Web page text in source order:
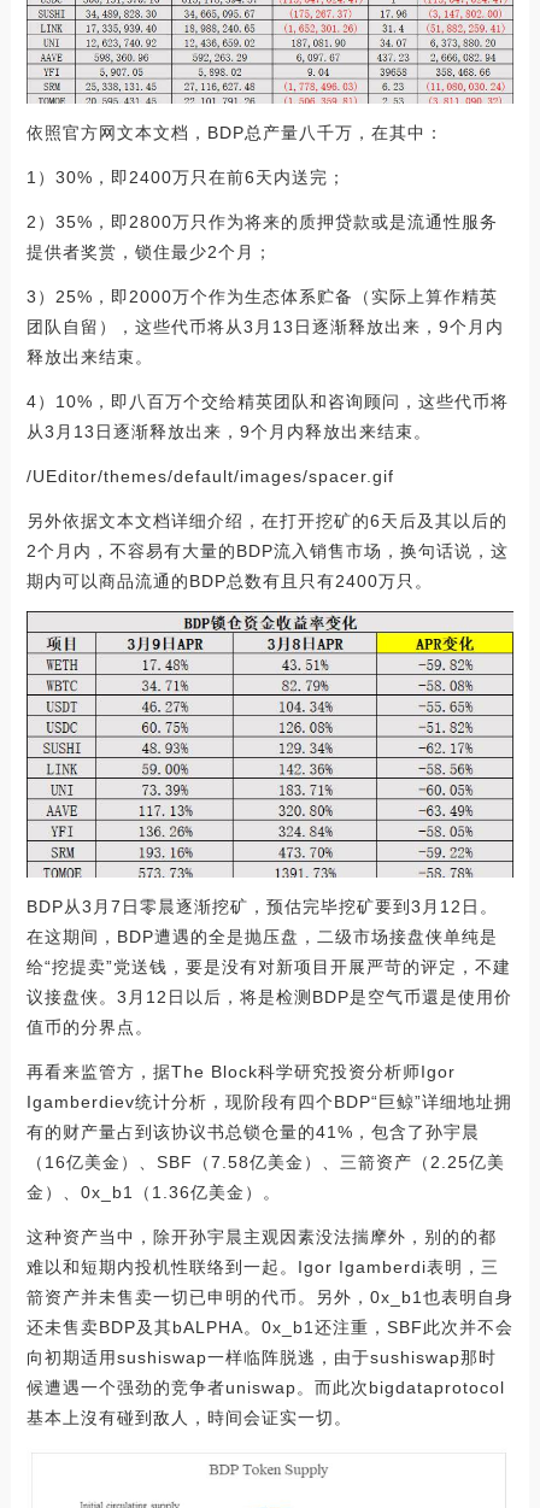
依照官方网文本文档，BDP总产量八千万，在其中：
1）30%，即2400万只在前6天内送完；
2）35%，即2800万只作为将来的质押贷款或是流通性服务
提供者奖赏，锁住最少2个月；
3）25%，即2000万个作为生态体系贮备（实际上算作精英
团队自留），这些代币将从3月13日逐渐释放出来，9个月内
释放出来结束。
4）10%，即八百万个交给精英团队和咨询顾问，这些代币将
从3月13日逐渐释放出来，9个月内释放出来结束。
/UEditor/themes/default/images/spacer.gif
另外依据文本文档详细介绍，在打开挖矿的6天后及其以后的
2个月内，不容易有大量的BDP流入销售市场，换句话说，这
期内可以商品流通的BDP总数有且只有2400万只。
BDP从3月7日零晨逐渐挖矿，预估完毕挖矿要到3月12日。
在这期间，BDP遭遇的全是抛压盘，二级市场接盘侠单纯是
给“挖提卖”党送钱，要是没有对新项目开展严苛的评定，不建
议接盘侠。3月12日以后，将是检测BDP是空气币還是使用价
值币的分界点。
再看来监管方，据The Block科学研究投资分析师Igor
Igamberdiev统计分析，现阶段有四个BDP“巨鲸”详细地址拥
有的财产量占到该协议书总锁仓量的41%，包含了孙宇晨
（16亿美金）、SBF（7.58亿美金）、三箭资产（2.25亿美
金）、0x_b1（1.36亿美金）。
这种资产当中，除开孙宇晨主观因素没法揣摩外，别的的都
难以和短期内投机性联络到一起。Igor Igamberdi表明，三
箭资产并未售卖一切已申明的代币。另外，0x_b1也表明自身
还未售卖BDP及其bALPHA。0x_b1还注重，SBF此次并不会
向初期适用sushiswap一样临阵脱逃，由于sushiswap那时
候遭遇一个强劲的竞争者uniswap。而此次bigdataprotocol
基本上沒有碰到敌人，時间会证实一切。